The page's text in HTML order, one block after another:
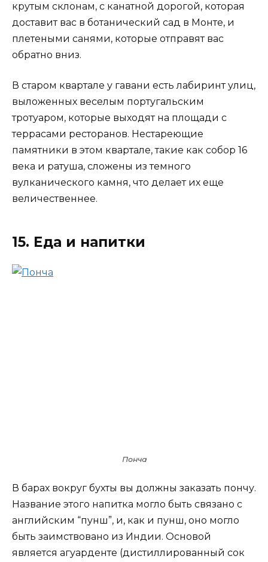
крутым склонам, с канатной дорогой, которая
доставит вас в ботанический сад в Монте, и
плетеными санями, которые отправят вас
обратно вниз.
В старом квартале у гавани есть лабиринт улиц,
выложенных веселым португальским
тротуаром, которые выходят на площади с
террасами ресторанов. Нестареющие
памятники в этом квартале, такие как собор 16
века и ратуша, сложены из темного
вулканического камня, что делает их еще
величественнее.
15. Еда и напитки
Понча
В барах вокруг бухты вы должны заказать пончу.
Название этого напитка могло быть связано с
английским “пунш”, и, как и пунш, оно могло
быть заимствовано из Индии. Основой
является агуарденте (дистиллированный сок